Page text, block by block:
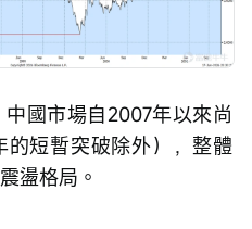
國市場自2007年以來尚
的短暫突破除外），整體
盪格局。